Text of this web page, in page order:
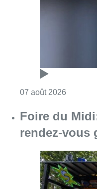
07 août 2026
Foire du
rendez-vous